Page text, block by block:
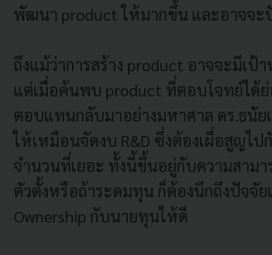
พัฒนา product ให้มากขึ้น และอาจจะ
ถึงแม้ว่าการสร้าง product อาจจะมีเ
แต่เมื่อค้นพบ product ที่ตอบโจทย์ได้ย่
ตอบแทนกลับมาอย่างมหาศาล ดร.ธนัย
ให้เหมือนจัดงบ R&D ซึ่งต้องเผื่อสูญไป
จำนวนที่เยอะ ทั้งนี้ขึ้นอยู่กับความสามา
ตัวตั้งหรือถ้าระดมทุน ก็ต้องนึกถึงปัจจัยเ
Ownership กับนายทุนให้ดี